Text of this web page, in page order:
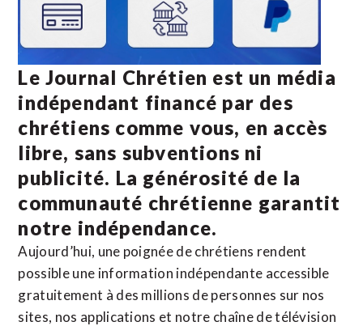
Le Journal Chrétien est un média
indépendant financé par des
chrétiens comme vous, en accès
libre, sans subventions ni
publicité. La générosité de la
communauté chrétienne garantit
notre indépendance.
Aujourd’hui, une poignée de chrétiens rendent
possible une information indépendante accessible
gratuitement à des millions de personnes sur nos
sites, nos applications et notre chaîne de télévision